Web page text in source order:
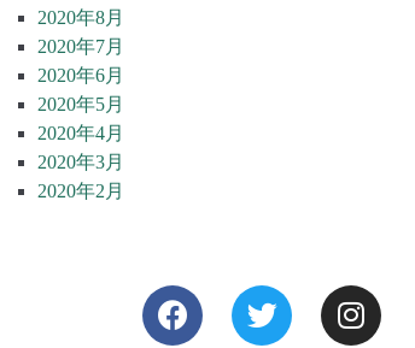
2020年8月
2020年7月
2020年6月
2020年5月
2020年4月
2020年3月
2020年2月